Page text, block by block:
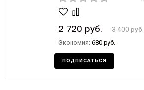
2 720 руб. 3 400 руб.
Экономия: 680 руб.
ПОДПИСАТЬСЯ